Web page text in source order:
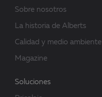
Sobre nosotros
La historia de Alberts
Calidad y medio ambiente
Magazine
Soluciones